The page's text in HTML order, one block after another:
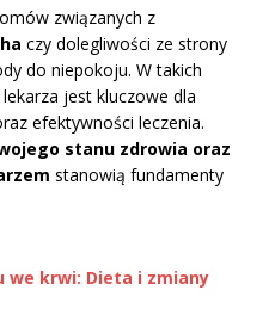
związanych z
czy dolegliwości ze strony
do niepokoju. W takich
jest kluczowe dla
efektywności leczenia.
stanu zdrowia oraz
stanowią fundamenty
we krwi: Dieta i zmiany